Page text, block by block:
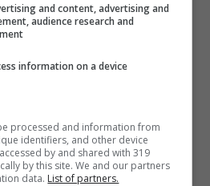
e Lavorare da
la Nuova
Cibo e
Efficiente la
la Favorita
and content, advertising and
audience research and
information on a device
processed and information from
identifiers, and other device
by and shared with 319
by this site. We and our partners
data. List of partners.